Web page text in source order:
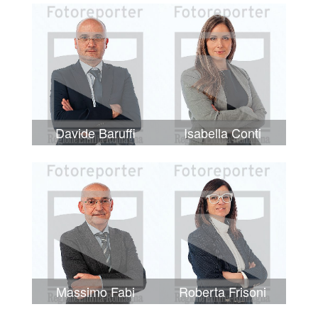
Davide Baruffi Isabella Conti
Massimo Fabi Roberta Frisoni